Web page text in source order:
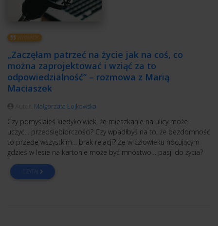
WYWIADY
„Zaczęłam patrzeć na życie jak na coś, co
można zaprojektować i wziąć za to
odpowiedzialność” – rozmowa z Marią
Maciaszek
Małgorzata Łojkowska
Czy pomyślałeś kiedykolwiek, że mieszkanie na ulicy może
uczyć… przedsiębiorczości? Czy wpadłbyś na to, że bezdomność
to przede wszystkim… brak relacji? Że w człowieku nocującym
gdzieś w lesie na kartonie może być mnóstwo… pasji do życia?
CZYTAJ